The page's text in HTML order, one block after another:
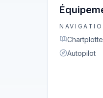
Autopilot